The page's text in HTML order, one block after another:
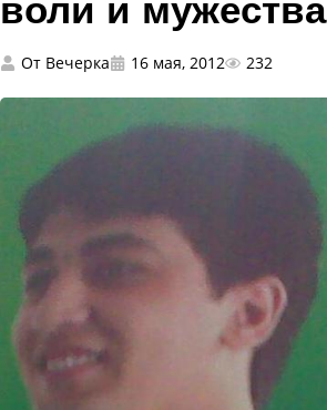
воли и мужества
От Вечерка 16 мая, 2012 232